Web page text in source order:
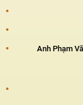
Anh Phạm